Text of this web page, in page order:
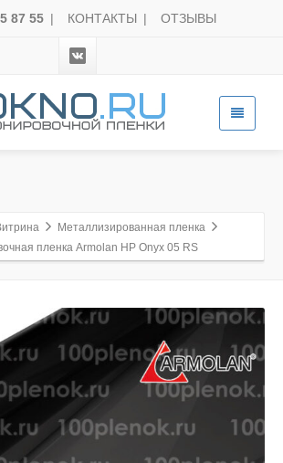
87 55 | КОНТАКТЫ | ОТЗЫВЫ
Металлизированная пленка
пленка Armolan HP Onyx 05 RS